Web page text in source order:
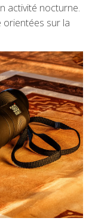
activité nocturne.
orientées sur la